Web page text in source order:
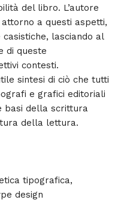
del libro. L’autore
a questi aspetti,
lasciando al
di queste
contesti.
sintesi di ciò che tutti
e grafici editoriali
basi della scrittura
della lettura.
tipografica,
design